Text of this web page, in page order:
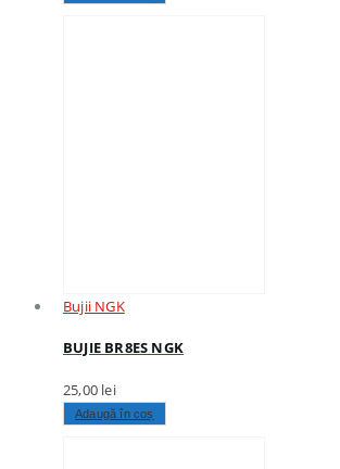
Bujii NGK
BUJIE BR8ES NGK
25,00 lei
Adaugă în coș